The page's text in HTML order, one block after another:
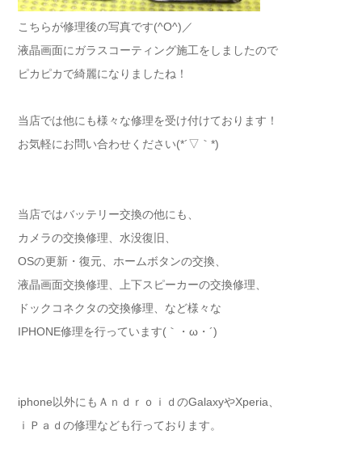
こちらが修理後の写真です(^O^)／
液晶画面にガラスコーティング施工をしましたので
ピカピカで綺麗になりましたね！
当店では他にも様々な修理を受け付けております！
お気軽にお問い合わせください(*´▽｀*)
当店ではバッテリー交換の他にも、
カメラの交換修理、水没復旧、
OSの更新・復元、ホームボタンの交換、
液晶画面交換修理、上下スピーカーの交換修理、
ドックコネクタの交換修理、など様々な
IPHONE修理を行っています(｀・ω・´)ゞ
iphone以外にもＡｎｄｒｏｉｄのGalaxyやXperia、
ｉＰａｄの修理なども行っております。